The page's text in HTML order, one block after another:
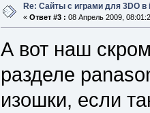
Re: Сайты с играми для 3DO
« Ответ #3 : 08 Апрель 2009,
А вот наш
разделе
изошки, если